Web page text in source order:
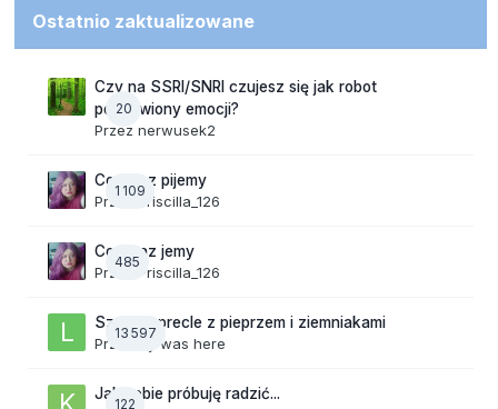
Ostatnio zaktualizowane
20
Czy na SSRI/SNRI czujesz się jak robot
pozbawiony emocji?
Przez nerwusek2
1 109
Co teraz pijemy
Przez Priscilla_126
485
Co teraz jemy
Przez Priscilla_126
13 597
Szalone precle z pieprzem i ziemniakami
Przez lily was here
122
Jak sobie próbuję radzić...